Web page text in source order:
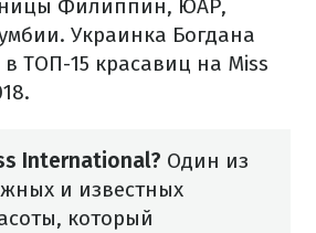
Филиппин, ЮАР,
Украинка Богдана
ТОП-15 красавиц на Miss
International? Один из
и известных
который